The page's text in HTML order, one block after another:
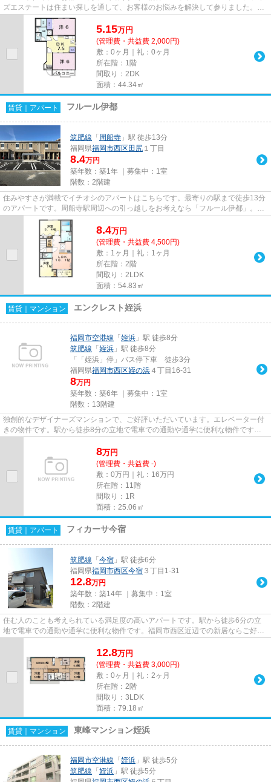
ズエステートは住まい探しを通して、お客様のお悩みを解決して参りました。福
岡市西区地域の不動産情報をお...
5.15万円
(管理費・共益費 2,000円)
敷：0ヶ月｜礼：0ヶ月
所在階：1階
間取り：2DK
面積：44.34㎡
賃貸｜アパート フルール伊都
筑肥線 「 周船寺 」駅 徒歩13分
福岡県福岡市西区 田尻 １丁目
8.4万円
築年数：築1年 ｜募集中： 1室
階数：2階建
住みやすさが満載でイチオシのアパートはこちらです。最寄りの駅まで徒歩13分
のアパートです。周船寺駅周辺への引っ越しをお考えなら「フルール伊都」。福
岡市西区にある魅力的な物件...
8.4万円
(管理費・共益費 4,500円)
敷：1ヶ月｜礼：1ヶ月
所在階：2階
間取り：2LDK
面積：54.83㎡
賃貸｜マンション エンクレスト姪浜
福岡市空港線 「 姪浜 」駅 徒歩8分
筑肥線 「 姪浜 」駅 徒歩8分
「「姪浜」停」バス停下車 徒歩3分
福岡県福岡市西区姪の浜 ４丁目16-31
8万円
築年数：築6年 ｜募集中： 1室
階数：13階建
独創的なデザイナーズマンションで、ご好評いただいています。エレベーター付
きの物件です。駅から徒歩8分の立地で電車での通勤や通学に便利な物件です。
8万円
(管理費・共益費 -)
敷：0万円｜礼：16万円
所在階：11階
間取り：1R
面積：25.06㎡
賃貸｜アパート フィカーサ今宿
筑肥線 「 今宿 」駅 徒歩6分
福岡県福岡市西区今宿 ３丁目1-31
12.8万円
築年数：築14年 ｜募集中： 1室
階数：2階建
住む人のことも考えられている満足度の高いアパートです。駅から徒歩6分の立
地で電車での通勤や通学に便利な物件です。福岡市西区近辺での新居ならご好評
12.8万円
(管理費・共益費 3,000円)
敷：0ヶ月｜礼：2ヶ月
所在階：2階
間取り：3LDK
面積：79.18㎡
賃貸｜マンション 東峰マンション姪浜
福岡市空港線 「 姪浜 」駅 徒歩5分
筑肥線 「 姪浜 」駅 徒歩5分